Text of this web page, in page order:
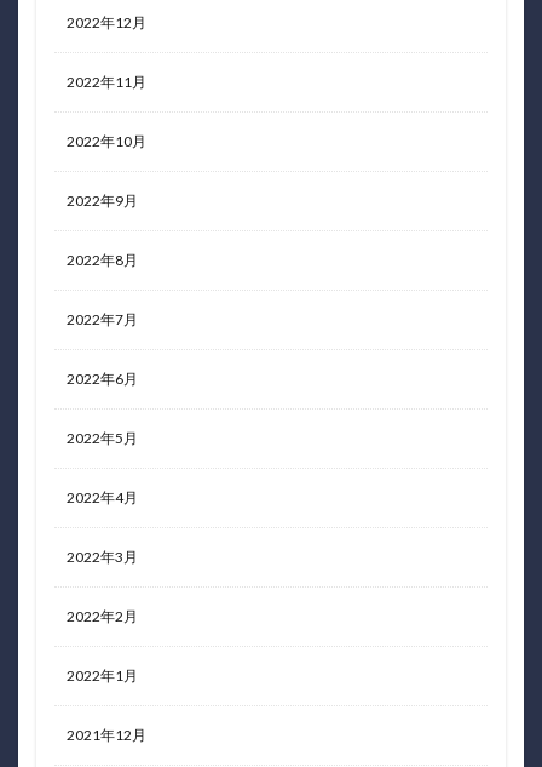
2022年12月
2022年11月
2022年10月
2022年9月
2022年8月
2022年7月
2022年6月
2022年5月
2022年4月
2022年3月
2022年2月
2022年1月
2021年12月